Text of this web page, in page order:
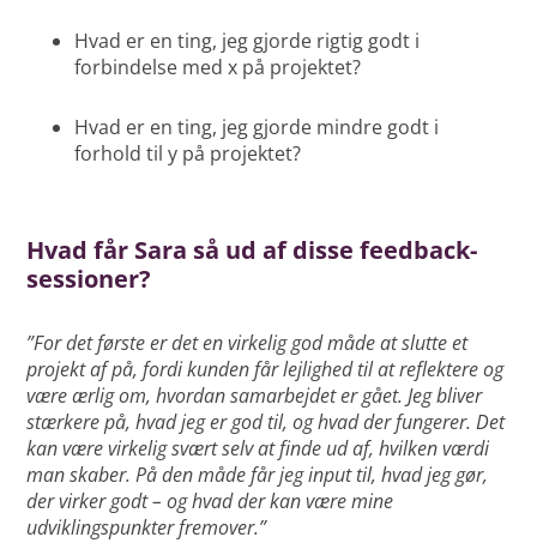
Hvad er en ting, jeg gjorde rigtig godt i
forbindelse med x på projektet?
Hvad er en ting, jeg gjorde mindre godt i
forhold til y på projektet?
Hvad får Sara så ud af disse feedback-
sessioner?
”For det første er det en virkelig god måde at slutte et
projekt af på, fordi kunden får lejlighed til at reflektere og
være ærlig om, hvordan samarbejdet er gået. Jeg bliver
stærkere på, hvad jeg er god til, og hvad der fungerer. Det
kan være virkelig svært selv at finde ud af, hvilken værdi
man skaber. På den måde får jeg input til, hvad jeg gør,
der virker godt – og hvad der kan være mine
udviklingspunkter fremover.”